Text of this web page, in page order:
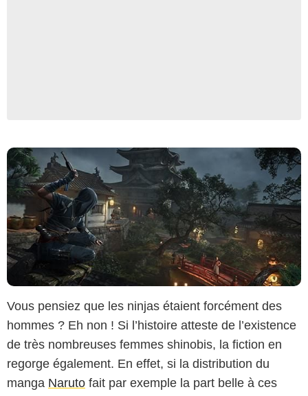
Vous pensiez que les ninjas étaient forcément des
hommes ? Eh non ! Si l’histoire atteste de l’existence
de très nombreuses femmes shinobis, la fiction en
regorge également. En effet, si la distribution du
manga Naruto fait par exemple la part belle à ces